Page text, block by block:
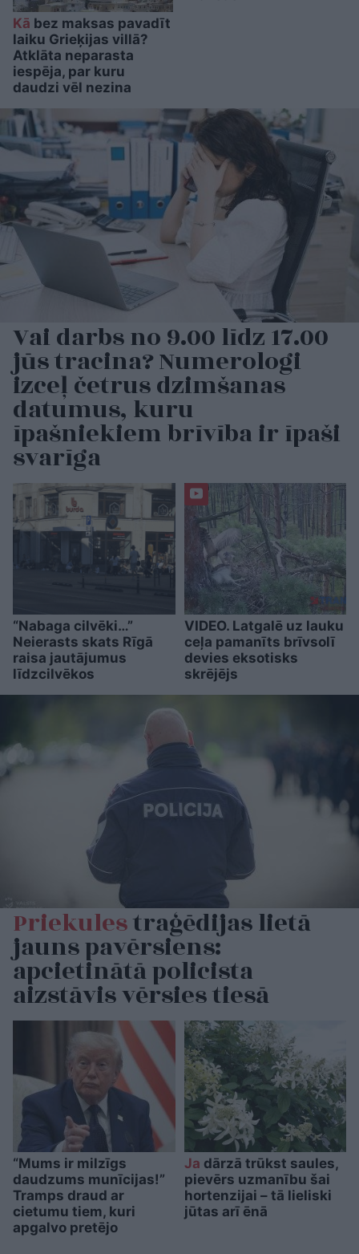
Kā bez maksas pavadīt
laiku Grieķijas villā?
Atklāta neparasta
iespēja, par kuru
daudzi vēl nezina
Vai darbs no 9.00 līdz 17.00
jūs tracina? Numerologi
izceļ četrus dzimšanas
datumus, kuru
īpašniekiem brīvība ir īpaši
svarīga
“Nabaga cilvēki…”
Neierasts skats Rīgā
raisa jautājumus
līdzcilvēkos
VIDEO. Latgalē uz lauku
ceļa pamanīts brīvsolī
devies eksotisks
skrējējs
Priekulestraģēdijas lietā
jauns pavērsiens:
apcietinātā policista
aizstāvis vērsies tiesā
“Mums ir milzīgs
daudzums munīcijas!”
Tramps draud ar
cietumu tiem, kuri
apgalvo pretējo
Ja dārzā trūkst saules,
pievērs uzmanību šai
hortenzijai – tā lieliski
jūtas arī ēnā